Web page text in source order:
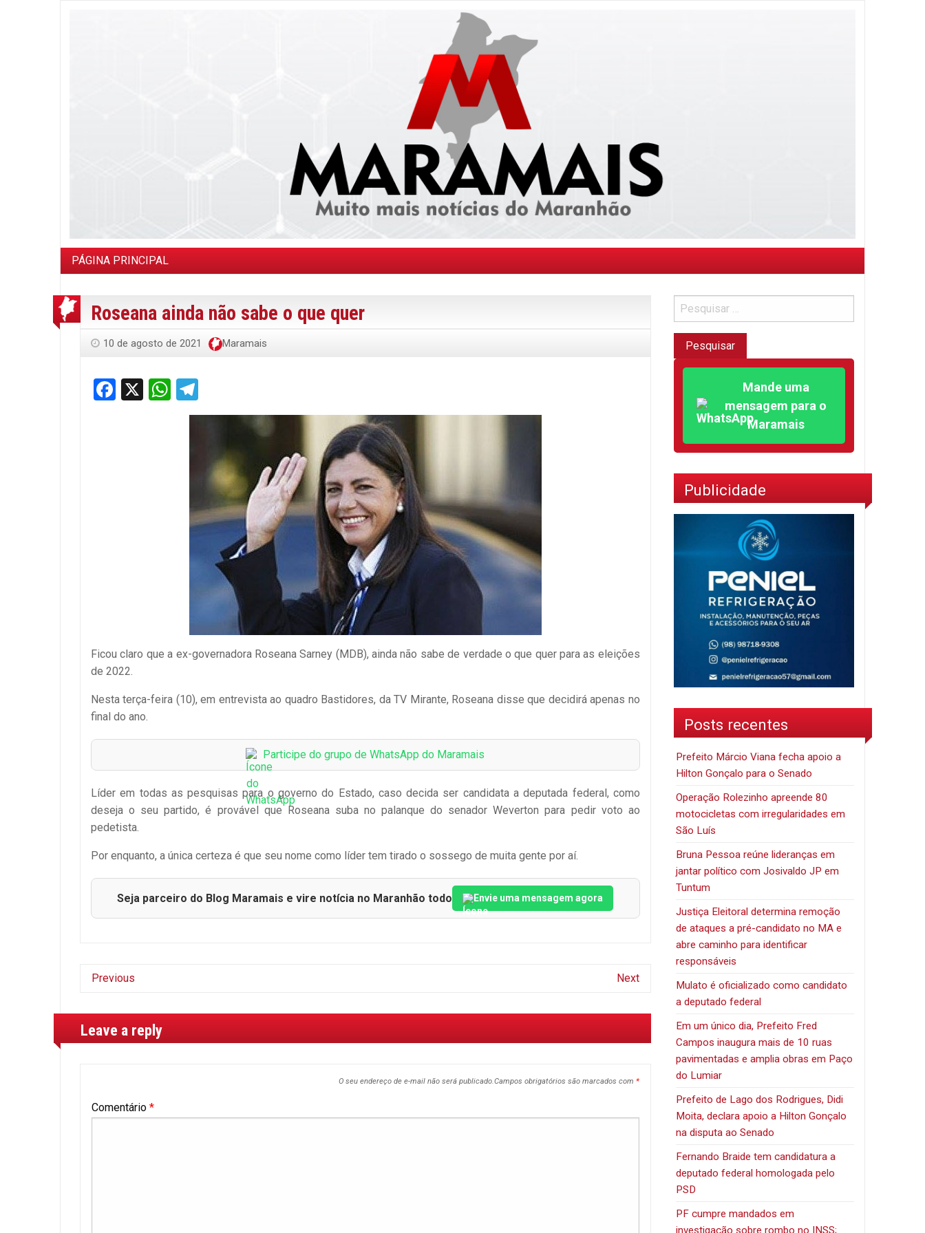
PÁGINA PRINCIPAL
Roseana ainda não sabe o que quer
10 de agosto de 2021 Maramais
Facebook
X WhatsApp
Ficou claro que a ex-governadora Roseana Sarney (MDB), ainda não sabe de verdade o que quer para as eleições
de 2022.
Nesta terça-feira (10), em entrevista ao quadro Bastidores, da TV Mirante, Roseana disse que decidirá apenas no
final do ano.
Participe do grupo de WhatsApp do Maramais
Líder em todas as pesquisas para o governo do Estado, caso decida ser candidata a deputada federal, como
deseja o seu partido, é provável que Roseana suba no palanque do senador Weverton para pedir voto ao
pedetista.
Por enquanto, a única certeza é que seu nome como líder tem tirado o sossego de muita gente por aí.
Seja parceiro do Blog Maramais e vire notícia no Maranhão todo Envie uma mensagem agora
Previous Next
Leave a reply
O seu endereço de e-mail não será publicado.Campos obrigatórios são marcados com *
Comentário *
Mande uma
mensagem para o
Maramais
Publicidade
Posts recentes
Prefeito Márcio Viana fecha apoio a
Hilton Gonçalo para o Senado
Operação Rolezinho apreende 80
motocicletas com irregularidades em
São Luís
Bruna Pessoa reúne lideranças em
jantar político com Josivaldo JP em
Tuntum
Justiça Eleitoral determina remoção
de ataques a pré-candidato no MA e
abre caminho para identificar
responsáveis
Mulato é oficializado como candidato
a deputado federal
Em um único dia, Prefeito Fred
Campos inaugura mais de 10 ruas
pavimentadas e amplia obras em Paço
do Lumiar
Prefeito de Lago dos Rodrigues, Didi
Moita, declara apoio a Hilton Gonçalo
na disputa ao Senado
Fernando Braide tem candidatura a
deputado federal homologada pelo
PSD
PF cumpre mandados em
investigação sobre rombo no INSS;